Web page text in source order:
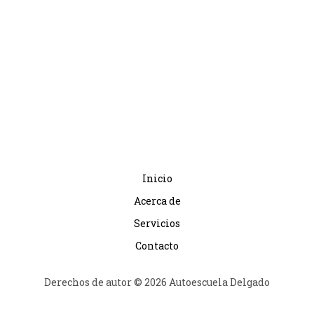
Inicio
Acerca de
Servicios
Contacto
Derechos de autor © 2026 Autoescuela Delgado